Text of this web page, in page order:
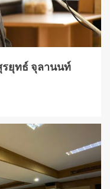
รยุทธ์ จุลานนท์